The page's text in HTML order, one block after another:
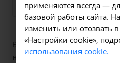
В наших клиниках мы
нечипоренко, код услуги
применяются всегда —
базовой работы сайта.
изменить или отозвать
«Настройки cookie»,
использования cookie.